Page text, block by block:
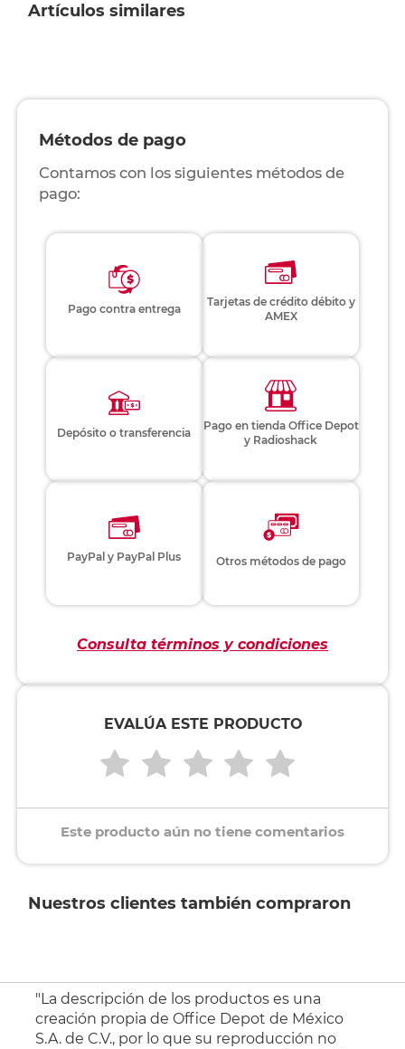
Artículos similares
Métodos de pago
Contamos con los siguientes métodos de
pago:
Pago contra entrega
Tarjetas de crédito débito y
AMEX
Depósito o transferencia
Pago en tienda Office Depot
y Radioshack
PayPal y PayPal Plus Otros métodos de pago
Consulta términos y condiciones
EVALÚA ESTE PRODUCTO
Este producto aún no tiene comentarios
Nuestros clientes también compraron
"La descripción de los productos es una
creación propia de Office Depot de México
S.A. de C.V., por lo que su reproducción no